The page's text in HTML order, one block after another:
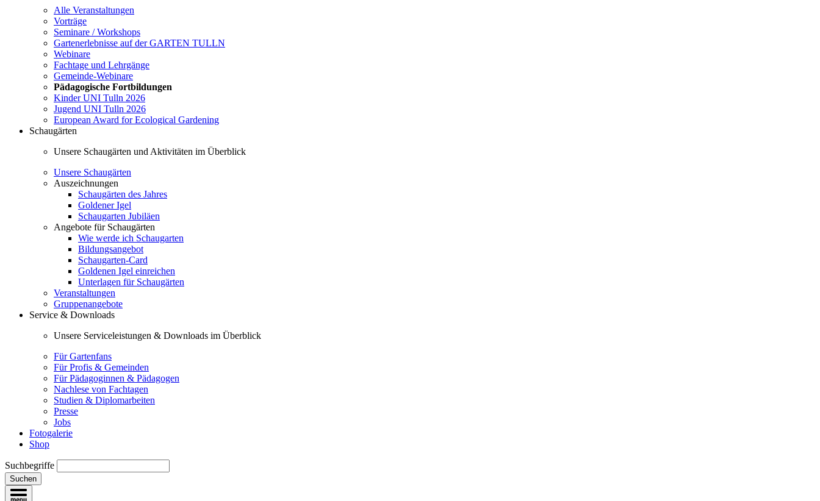
Alle Veranstaltungen
Vorträge
Seminare / Workshops
Gartenerlebnisse auf der GARTEN TULLN
Webinare
Fachtage und Lehrgänge
Gemeinde-Webinare
Pädagogische Fortbildungen
Kinder UNI Tulln 2026
Jugend UNI Tulln 2026
European Award for Ecological Gardening
Schaugärten
Unsere Schaugärten und Aktivitäten im Überblick
Unsere Schaugärten
Auszeichnungen
Schaugärten des Jahres
Goldener Igel
Schaugarten Jubiläen
Angebote für Schaugärten
Wie werde ich Schaugarten
Bildungsangebot
Schaugarten-Card
Goldenen Igel einreichen
Unterlagen für Schaugärten
Veranstaltungen
Gruppenangebote
Service & Downloads
Unsere Serviceleistungen & Downloads im Überblick
Für Gartenfans
Für Profis & Gemeinden
Für Pädagoginnen & Pädagogen
Nachlese von Fachtagen
Studien & Diplomarbeiten
Presse
Jobs
Fotogalerie
Shop
Suchbegriffe
Suchen